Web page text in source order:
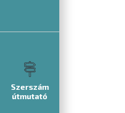
Szerszám
útmutató